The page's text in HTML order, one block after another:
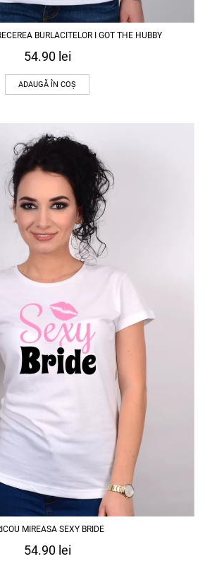
BURLACITELOR I GOT THE HUBBY
54.90 lei
ADAUGĂ ÎN COȘ
MIREASA SEXY BRIDE
54.90 lei